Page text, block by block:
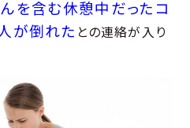
を含む休憩中だったコ
が倒れた との連絡が入り